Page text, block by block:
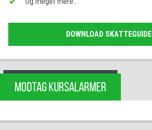
DOWNLOAD SKATTEGUIDE
MODTAG KURSALARMER